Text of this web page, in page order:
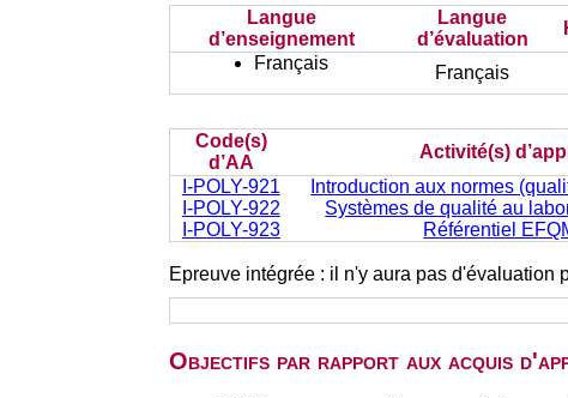
Langue
d’enseignement
Langue
d’évaluation
Français
Français
Code(s)
d’AA
Activité(s)
I-POLY-921
Introduction aux normes
I-POLY-922
Systèmes de qualité au
I-POLY-923
Référentiel
Epreuve intégrée : il n'y aura pas d'évaluation
Objectifs par rapport aux acquis